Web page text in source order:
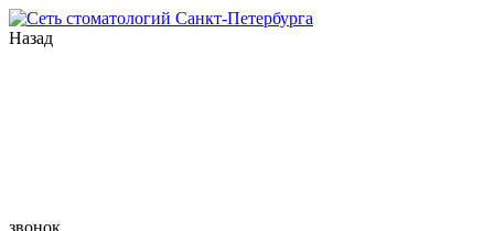
Назад
звонок